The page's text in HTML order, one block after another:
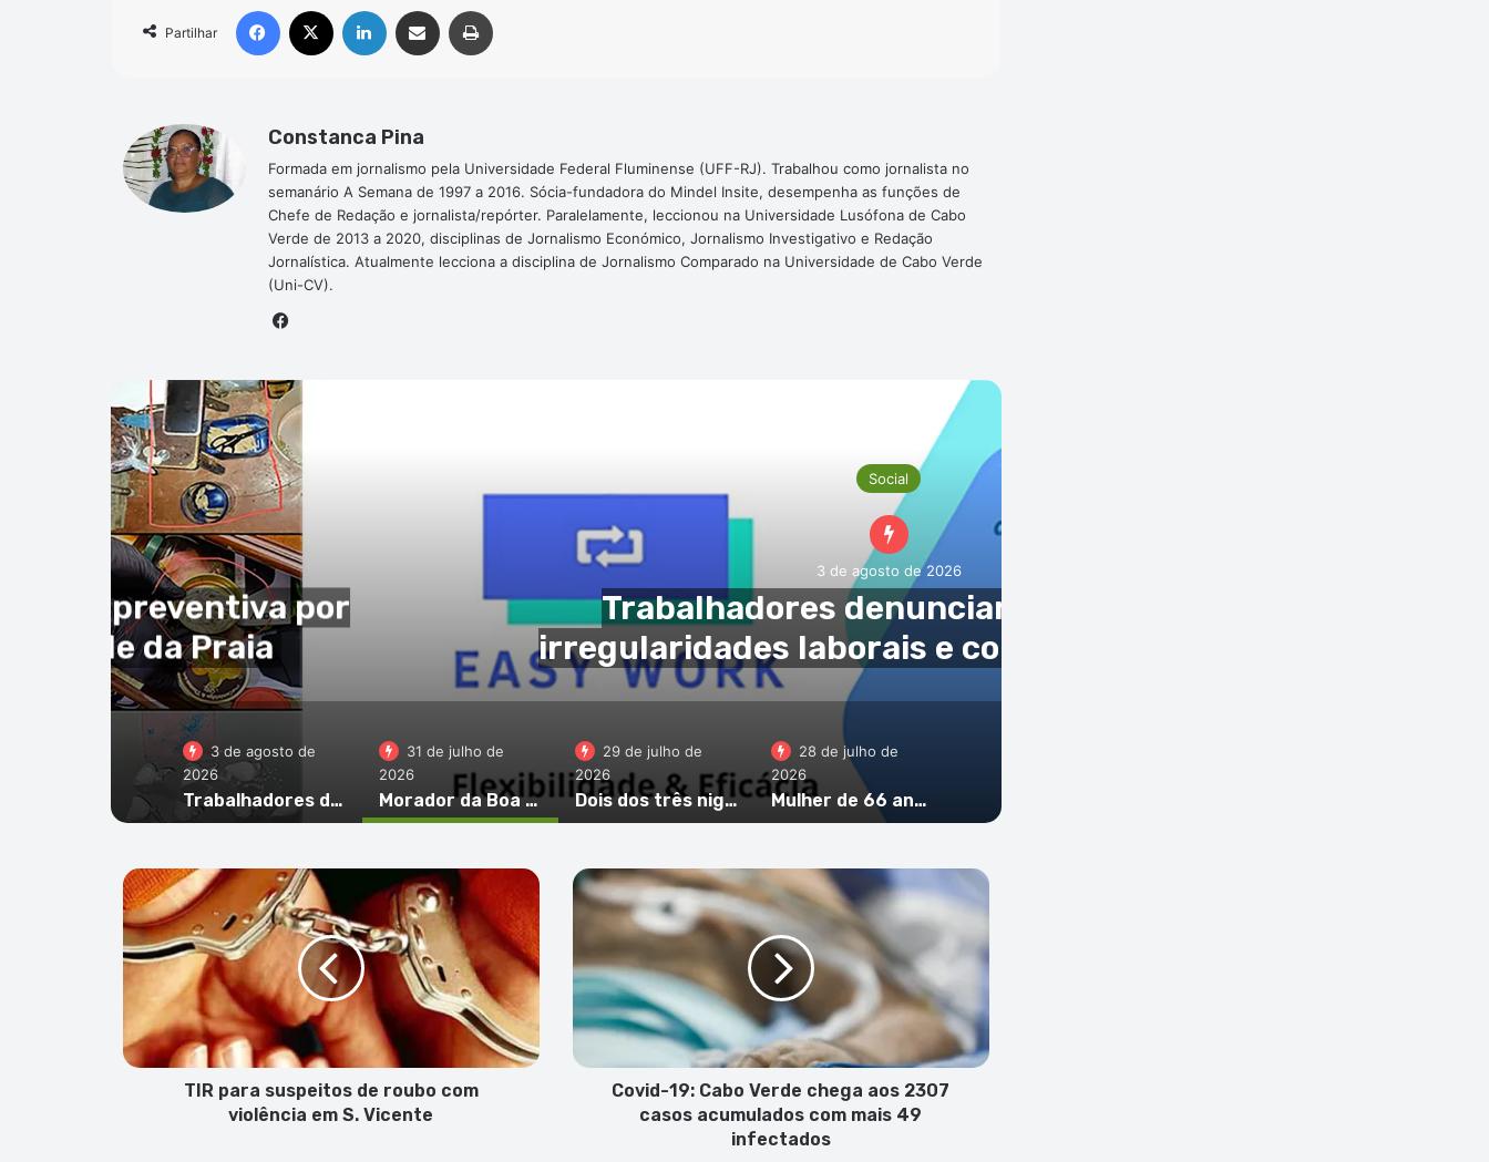
Partilhar
Facebook Linkedin Compartilhar via e-mail
Constanca Pina
Formada em jornalismo pela Universidade Federal Fluminense (UFF-RJ). Trabalhou como jornalista no
semanário A Semana de 1997 a 2016. Sócia-fundadora do Mindel Insite, desempenha as funções de
Chefe de Redação e jornalista/repórter. Paralelamente, leccionou na Universidade Lusófona de Cabo
Verde de 2013 a 2020, disciplinas de Jornalismo Económico, Jornalismo Investigativo e Redação
Jornalística. Atualmente lecciona a disciplina de Jornalismo Comparado na Universidade de Cabo Verde
(Uni-CV).
alegadas
e contributivas em
temporário
3 de agosto de
2026
Trabalhadores denunciam alegadas irregularidades laborais e contributivas em empresa de trabalho temporário
31 de julho de
2026
Morador da Boa Vista critica obras no “Campim ka Gadji” e pede esclarecimentos sobre venda de terreno
29 de julho de
2026
Dois dos três nigerianos detidos em operação antidroga em S. Vicente ficam presos preventivamente
28 de julho de
2026
Mulher de 66 anos em prisão preventiva por tráfico de droga na cidade da Praia
TIR
para
suspeitos
de
roubo
violência
em
S.
TIR para suspeitos de roubo com
violência em S. Vicente
Covid-
19:
chega
aos
2307
acumulados
Covid-19: Cabo Verde chega aos 2307
casos acumulados com mais 49
infectados